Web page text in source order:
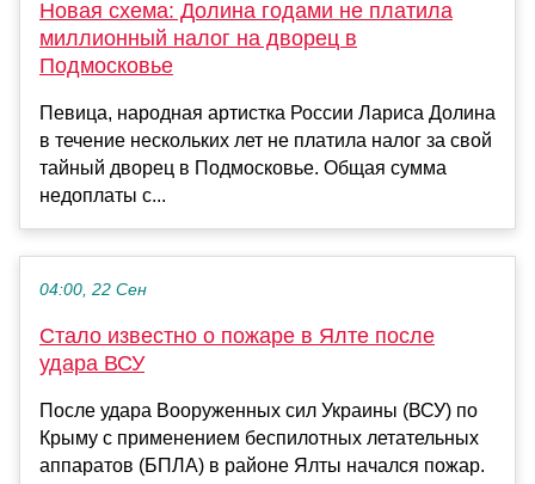
Новая схема: Долина годами не платила
миллионный налог на дворец в
Подмосковье
Певица, народная артистка России Лариса Долина
в течение нескольких лет не платила налог за свой
тайный дворец в Подмосковье. Общая сумма
недоплаты с...
04:00, 22 Сен
Стало известно о пожаре в Ялте после
удара ВСУ
После удара Вооруженных сил Украины (ВСУ) по
Крыму с применением беспилотных летательных
аппаратов (БПЛА) в районе Ялты начался пожар.